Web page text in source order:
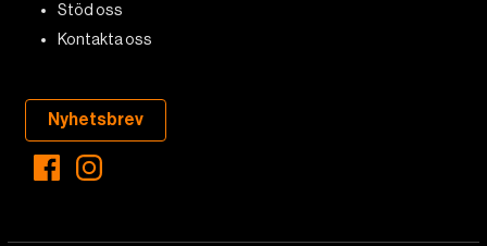
Stöd oss
Kontakta oss
Nyhetsbrev